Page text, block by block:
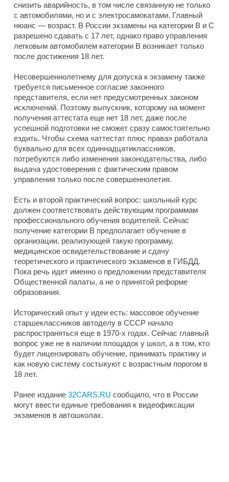
снизить аварийность, в том числе связанную не только
с автомобилями, но и с электросамокатами. Главный
нюанс — возраст. В России экзамены на категории B и C
разрешено сдавать с 17 лет, однако право управления
легковым автомобилем категории B возникает только
после достижения 18 лет.
Несовершеннолетнему для допуска к экзамену также
требуется письменное согласие законного
представителя, если нет предусмотренных законом
исключений. Поэтому выпускник, которому на момент
получения аттестата еще нет 18 лет, даже после
успешной подготовки не сможет сразу самостоятельно
ездить. Чтобы схема «аттестат плюс права» работала
буквально для всех одиннадцатиклассников,
потребуются либо изменения законодательства, либо
выдача удостоверения с фактическим правом
управления только после совершеннолетия.
Есть и второй практический вопрос: школьный курс
должен соответствовать действующим программам
профессионального обучения водителей. Сейчас
получение категории B предполагает обучение в
организации, реализующей такую программу,
медицинское освидетельствование и сдачу
теоретического и практического экзаменов в ГИБДД.
Пока речь идет именно о предложении представителя
Общественной палаты, а не о принятой реформе
образования.
Исторический опыт у идеи есть: массовое обучение
старшеклассников автоделу в СССР начало
распространяться еще в 1970-х годах. Сейчас главный
вопрос уже не в наличии площадок у школ, а в том, кто
будет лицензировать обучение, принимать практику и
как новую систему состыкуют с возрастным порогом в
18 лет.
Ранее издание 32CARS.RU сообщило, что в России
могут ввести единые требования к видеофиксации
экзаменов в автошколах.